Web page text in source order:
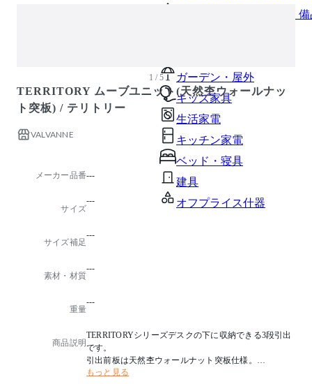
オフィスアクセサリー・
ガーデン・屋外
キッズ家具
生活家電
キッチン家電
ベッド・寝具
建具
オフプライス什器
1 / 5
TERRITORY ムーブユニット(天然杢ウォールナッ
ト突板) / テリトリー
VALVANNE
メーカー品番---
サイズ
---
サイズ補足
---
素材・材質
---
重量
---
商品説明
TERRITORYシリーズデスクの下に収納できる3段引出
です。
引出前板は天然杢ウォールナット突板仕様。
突板仕様のコアデスクと合わせれば、上質で高級感の
もっと見る